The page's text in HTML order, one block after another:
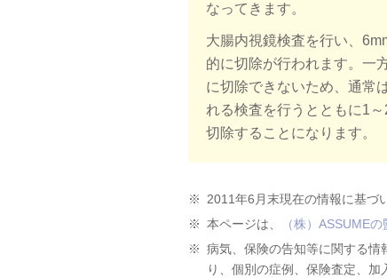
なってきます。
大腸内視鏡検査を行い、
的に切除が行われます。一
に切除できないため、通常
れる検査を行うとともに1
切除することになります。
※ 2011年6月末現在の情報に基づ
※ 本ページは、 （株）ASSUMEの
※ 病気、保険の告知等に関する情
り、個別の症例、保険査定、